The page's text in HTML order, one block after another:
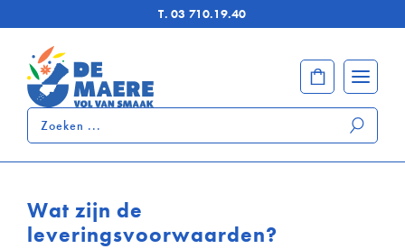
T.03 710.19.40
Zoeken
Wat zijn de
leveringsvoorwaarden?